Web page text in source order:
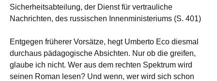
Sicherheitsabteilung, der Dienst für vertrauliche
Nachrichten, des russischen Innenministeriums (S. 401)
Entgegen früherer Vorsätze, hegt Umberto Eco diesmal
durchaus pädagogische Absichten. Nur ob die greifen,
glaube ich nicht. Wer aus dem rechten Spektrum wird
seinen Roman lesen? Und wenn, wer wird sich schon